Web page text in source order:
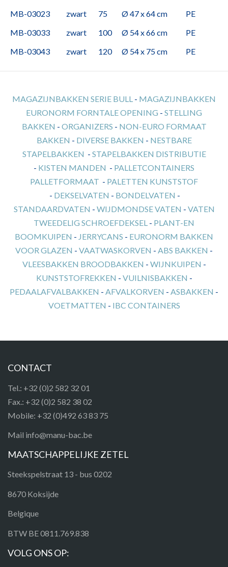
MB-03023
zwart 75 Ø 47 x 64 cm
PE
MB-03033
zwart 100 Ø 54 x 66 cm
PE
MB-03043
zwart 120 Ø 54 x 75 cm PE
MAGAZIJNBAKKEN SERIE BULL - MAGAZIJNBAKKEN
EURONORM FORNTALE OPENING - STELLING
BAKKEN - ORGANIZERS - NON-EURO FORMAAT
BAKKEN - DIVERSE BAKKEN - NESTBARE
STAPELBAKKEN - STAPELBAKKEN DISTRIBUTIE
- KISTEN MANDEN - PALLETCONTAINERS
PALLETFORMAAT - PALETTEN KUNSTSTOF
- DEKSELVATEN - BONDELVATEN -
STANDAARDVATEN - WIJDMONDSE VATEN - VATEN
TWEEDELIG SCHROEFDEKSEL - PLANT-EN
BOOMKUIPEN - JERRYCANS - EURONORM BAKKEN
VOOR GLAZEN - VAATWASKORVEN - ABS BAKKEN -
VLEESBAKKEN BROODBAKKEN - WIJNKUIPEN -
KUNSTSTOFREKKEN - VUILNISBAKKEN -
PEDAALAFVALBAKKEN - AFVALKORVEN - ASBAKKEN -
VOETMATTEN - IBC CONTAINERS
CONTACT
Tel.: +32 (0)2 582 32 01
Fax.: +32 (0)2 582 38 02
Mobile: +32 (0)492 63 83 75
Mail info@manu-bac.be
MAATSCHAPPELIJKE ZETEL
Steekspelstraat 13 - bus 0202
8670 Koksijde
Belgique
BTW BE 0811.769.838
VOLG ONS OP: